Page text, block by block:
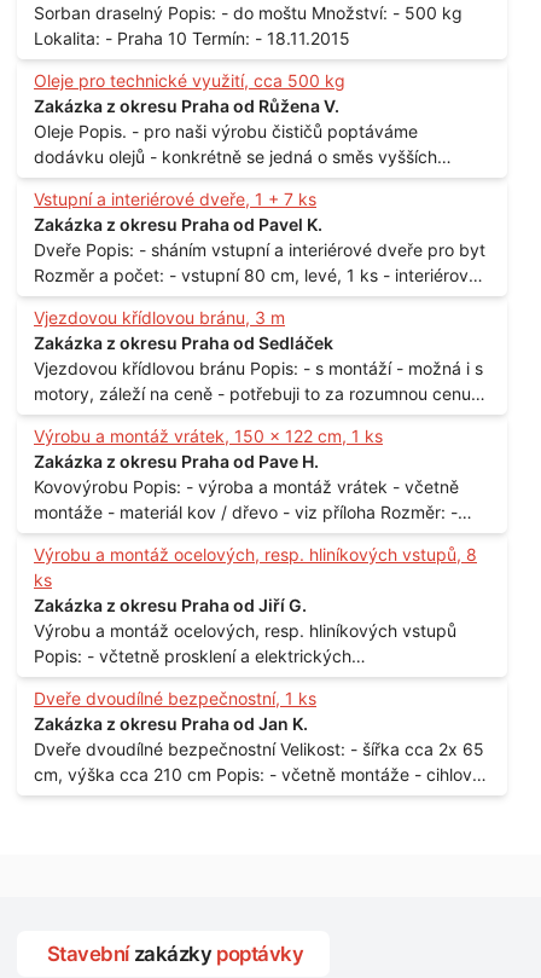
Sorban draselný Popis: - do moštu Množství: - 500 kg
Lokalita: - Praha 10 Termín: - 18.11.2015
Oleje pro technické využití, cca 500 kg
Zakázka z okresu Praha od Růžena V.
Oleje Popis. - pro naši výrobu čističů poptáváme
dodávku olejů - konkrétně se jedná o směs vyšších
mastných kyselin s převahou olejové kyseliny - účelem je
technické využití - hustota při 20°C - cca 870 kg / m3
Balení: - po 190 kg v sudu Množství: - cca 500 kg - roční
spotřeba Lokalita: - Praha
Vstupní a interiérové dveře, 1 + 7 ks
Zakázka z okresu Praha od Pavel K.
Dveře Popis: - sháním vstupní a interiérové dveře pro byt
Rozměr a počet: - vstupní 80 cm, levé, 1 ks - interiérové
80 cm, levé, 2 ks - 80 cm, pravé, 3 ks - 60 cm, levé, 2 ks
Lokalita: - Praha 10
Vjezdovou křídlovou bránu, 3 m
Zakázka z okresu Praha od Sedláček
Vjezdovou křídlovou bránu Popis: - s montáží - možná i s
motory, záleží na ceně - potřebuji to za rozumnou cenu
Materiál: - ocel Množství: - 1 ks Velikost: - 3 m Lokalita: -
Praha
Výrobu a montáž vrátek, 150 x 122 cm, 1 ks
Zakázka z okresu Praha od Pave H.
Kovovýrobu Popis: - výroba a montáž vrátek - včetně
montáže - materiál kov / dřevo - viz příloha Rozměr: -
150 x 122 cm Lokalita: - Senohraby Nabídky na e-mail.
Výrobu a montáž ocelových, resp. hliníkových vstupů, 8
ks
Zakázka z okresu Praha od Jiří G.
Výrobu a montáž ocelových, resp. hliníkových vstupů
Popis: - včtetně prosklení a elektrických
samozamýkacích zámků pro panelový dům - jedná se o
vchodové dveře umístěné v zarámovaném a proskleném
portálu - předmětem dodávky bude i demontáž
stávajících a už nevyhovujících prosklených,
umělohmotných vstupů Množství: - 8 ks Lokalita: - 7, 9,
Dveře dvoudílné bezpečnostní, 1 ks
Zakázka z okresu Praha od Jan K.
Dveře dvoudílné bezpečnostní Velikost: - šířka cca 2x 65
cm, výška cca 210 cm Popis: - včetně montáže - cihlový
dům, 2. patro - vchod z chodby - rozměry bez zárubní
Stavební zakázky poptávky